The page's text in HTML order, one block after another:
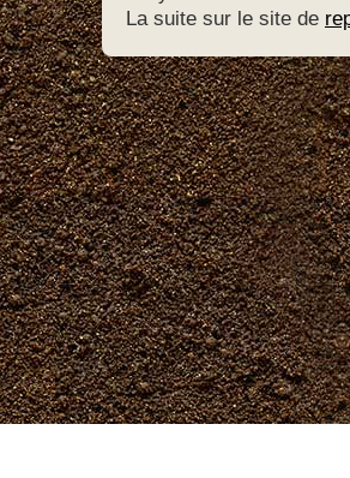
La suite sur le site de